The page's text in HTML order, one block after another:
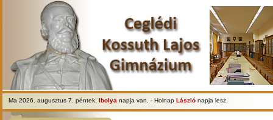
Ma 2026. augusztus 7. péntek, Ibolya napja van. - Holnap László napja lesz.